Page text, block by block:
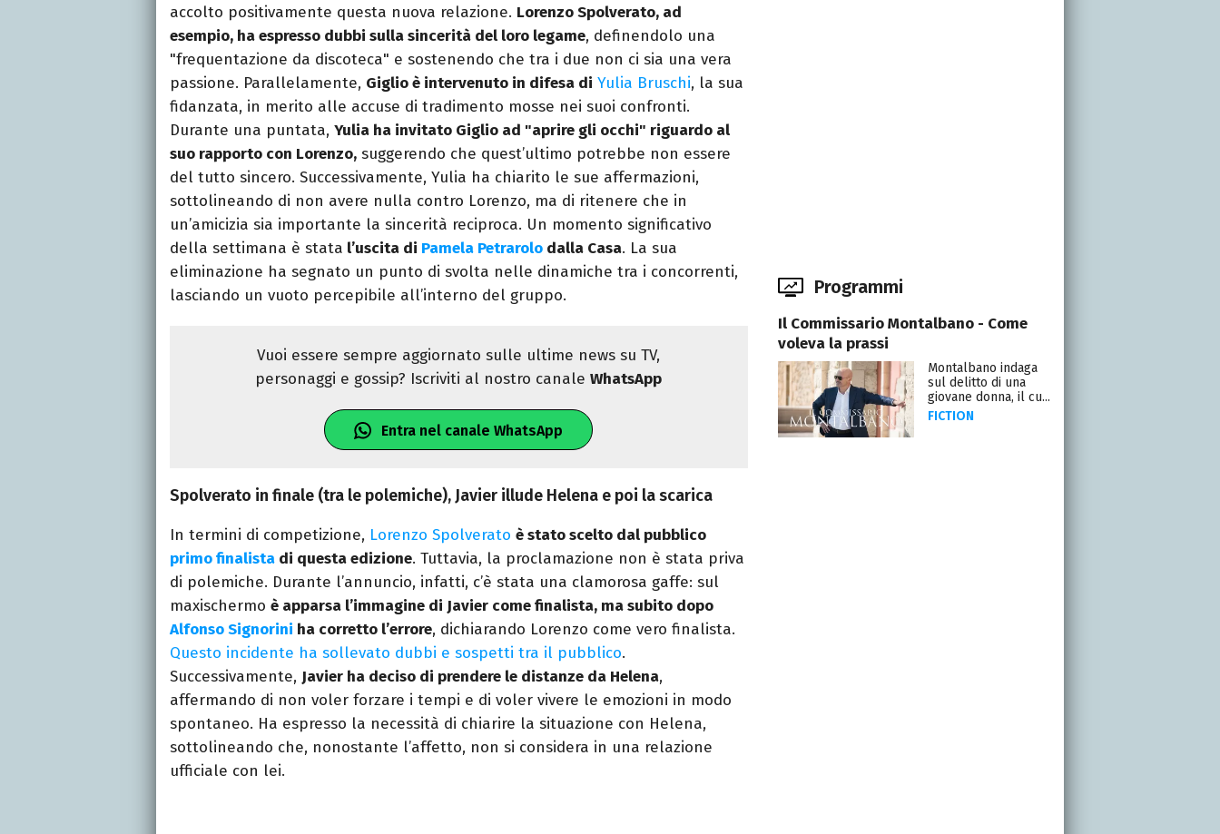
accolto positivamente questa nuova relazione. Lorenzo Spolverato, ad
esempio, ha espresso dubbi sulla sincerità del loro legame, definendolo una
"frequentazione da discoteca" e sostenendo che tra i due non ci sia una vera
passione. Parallelamente, Giglio è intervenuto in difesa di Yulia Bruschi, la sua
fidanzata, in merito alle accuse di tradimento mosse nei suoi confronti.
Durante una puntata, Yulia ha invitato Giglio ad "aprire gli occhi" riguardo al
suo rapporto con Lorenzo, suggerendo che quest’ultimo potrebbe non essere
del tutto sincero. Successivamente, Yulia ha chiarito le sue affermazioni,
sottolineando di non avere nulla contro Lorenzo, ma di ritenere che in
un’amicizia sia importante la sincerità reciproca. Un momento significativo
della settimana è stata l’uscita di Pamela Petrarolo dalla Casa. La sua
eliminazione ha segnato un punto di svolta nelle dinamiche tra i concorrenti,
lasciando un vuoto percepibile all’interno del gruppo.
Vuoi essere sempre aggiornato sulle ultime news su TV,
personaggi e gossip? Iscriviti al nostro canaleWhatsApp
Entra nel canale WhatsApp
Spolverato in finale (tra le polemiche), Javier illude Helena e poi la scarica
In termini di competizione, Lorenzo Spolverato è stato scelto dal pubblico
primo finalista di questa edizione. Tuttavia, la proclamazione non è stata priva
di polemiche. Durante l’annuncio, infatti, c’è stata una clamorosa gaffe: sul
maxischermo è apparsa l’immagine di Javier come finalista, ma subito dopo
Alfonso Signorini ha corretto l’errore, dichiarando Lorenzo come vero finalista.
Questo incidente ha sollevato dubbi e sospetti tra il pubblico.
Successivamente, Javier ha deciso di prendere le distanze da Helena,
affermando di non voler forzare i tempi e di voler vivere le emozioni in modo
spontaneo. Ha espresso la necessità di chiarire la situazione con Helena,
sottolineando che, nonostante l’affetto, non si considera in una relazione
ufficiale con lei.
Programmi
Il Commissario Montalbano - Come
voleva la prassi
Montalbano indaga
sul delitto di una
giovane donna, il cu...
FICTION